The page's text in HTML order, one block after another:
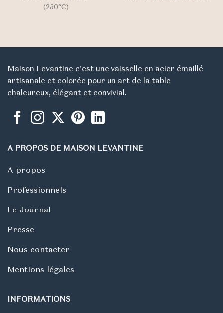
(250°C)
Maison Levantine c'est une vaisselle en acier émaillé
artisanale et colorée pour un art de la table
chaleureux, élégant et convivial.
A PROPOS DE MAISON LEVANTINE
A propos
Professionnels
Le Journal
Presse
Nous contacter
Mentions légales
INFORMATIONS